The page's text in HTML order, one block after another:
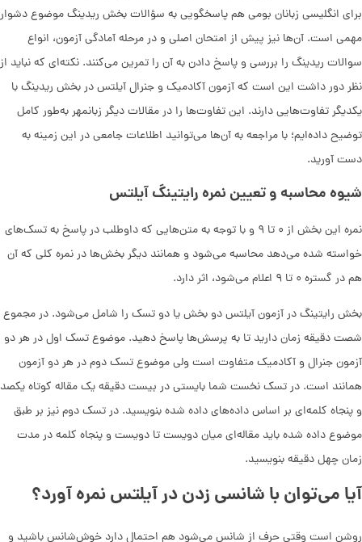
برای انگلیسی زبانان بومی هم پاسخگویی به سؤالات بخش ریدینگ موضوع دشوار
مهمی است. آن‌ها نیز پیش از امتحان اصلی و در مرحله آمادگی آزمون، انواع
سوالات ریدینگ را بررسی و پاسخ دادن به آن را تمرین می‌کنند. نکته‌ای که نباید از
نظر دور داشت این است که آزمون آکادمیک و جنرال آیلتس در بخش ریدینگ با
یکدیگر تفاوت‌هایی دارند. این تفاوت‌ها را در مقالات دیگر زبانمهر به‌طور کامل
توضیح داده‌ایم؛ با مراجعه به آن‌ها می‌توانید اطلاعات جامعی در این زمینه به
دست آورید.
شیوه محاسبه و تعیین نمره رایتینگ آیلتس
نمره این بخش از ۰ تا ۹ و با توجه به متن‌هایی که داوطلب در پاسخ به تسک‌های
خواسته شده می‌دهد محاسبه می‌شود و همانند دیگر بخش‌ها در نمره کلی که آن
هم در گستره‌ ۰ تا ۹ اعلام می‌شود، اثر دارد.
بخش رایتینگ در آزمون آیلتس دو بخش یا دو تسک را شامل ‌می‌شود. در مجموع
شصت دقیقه زمان دارید تا به پرسش‌ها پاسخ دهید. موضوع تسک اول در هر دو
آزمون جنرال و آکادمیک متفاوت است ولی موضوع تسک دوم در هر دو آزمون
همانند است. در تسک نخست شما بایستی در بیست دقیقه یک مقاله کوتاه یکصد
و پنجاه کلمه‌ای بر اساس داده‌های داده شده بنویسید. در تسک دوم نیز بر طبق
موضوع داده شده باید مقاله‌ای میان دویست تا دویست و پنجاه کلمه در مدت
زمان چهل دقیقه بنویسید.
آیا می‌توان با شانسی زدن در آیلتس نمره آورد؟
روشن است وقتی حرف از شانس می‌شود هم احتمال دارد خوش‌شانس باشید و